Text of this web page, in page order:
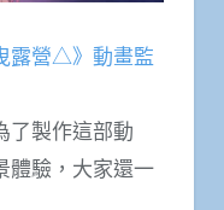
露營△》動畫監
了製作這部動
體驗，大家還一